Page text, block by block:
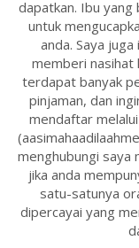
dapatkan. Ibu yang
untuk
anda. Saya
memberi nasihat
terdapat banyak
pinjaman, dan
mendaftar
menghubungi saya
jika anda
satu-satunya
dipercayai yang